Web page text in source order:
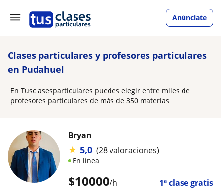
Anúnciate
Clases particulares y profesores particulares
en Pudahuel
En Tusclasesparticulares puedes elegir entre miles de
profesores particulares de más de 350 materias
$10000/h 1ª clase gratis
Bryan
★ 5,0 (28 valoraciones)
En línea